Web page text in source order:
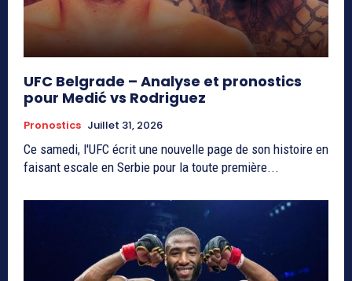
UFC Belgrade – Analyse et pronostics
pour Medić vs Rodriguez
Pronostics Juillet 31, 2026
Ce samedi, l'UFC écrit une nouvelle page de son histoire en
faisant escale en Serbie pour la toute première...